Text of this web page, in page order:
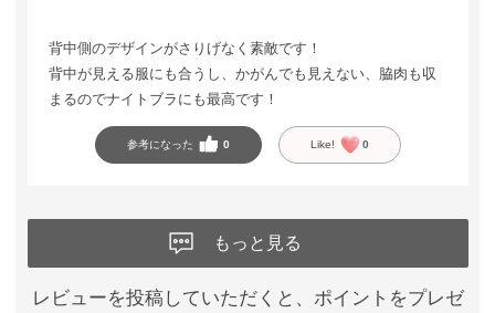
背中側のデザインがさりげなく素敵です！
背中が見える服にも合うし、かがんでも見えない、脇肉も収
まるのでナイトブラにも最高です！
参考になった 0 Like! 0
もっと見る
レビューを投稿していただくと、ポイントをプレゼ